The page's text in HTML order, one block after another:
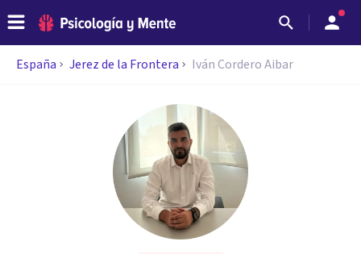
España Jerez de la Frontera Iván Cordero Aibar